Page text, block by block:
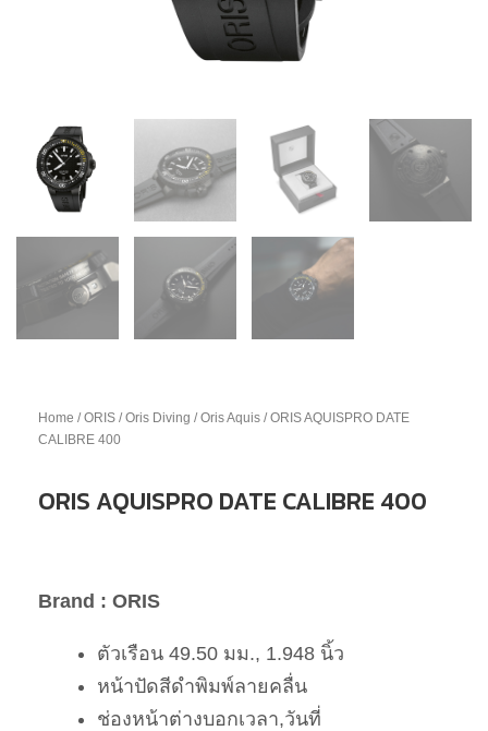
Home /ORIS /Oris Diving /Oris Aquis / ORIS AQUISPRO DATE
CALIBRE 400
ORIS AQUISPRO DATE CALIBRE 400
Brand : ORIS
ตัวเรือน 49.50 มม., 1.948 นิ้ว
หน้าปัดสีดำพิมพ์ลายคลื่น
ช่องหน้าต่างบอกเวลา,วันที่